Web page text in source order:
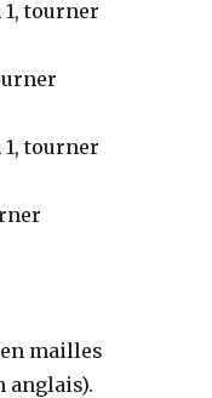
1, tourner
1, tourner
en mailles
anglais).